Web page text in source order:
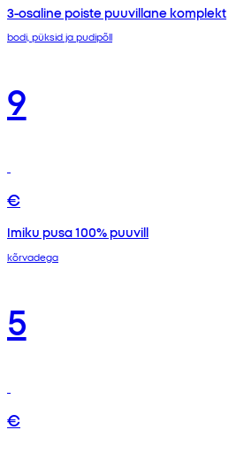
3-osaline poiste puuvillane komplekt
bodi, püksid ja pudipõll
9
€
Imiku pusa 100% puuvill
kõrvadega
5
€